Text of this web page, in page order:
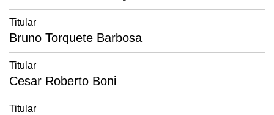
Titular
Bruno Torquete Barbosa
Titular
Cesar Roberto Boni
Titular